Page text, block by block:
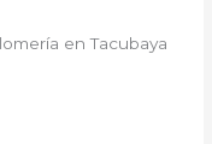
en Tacubaya